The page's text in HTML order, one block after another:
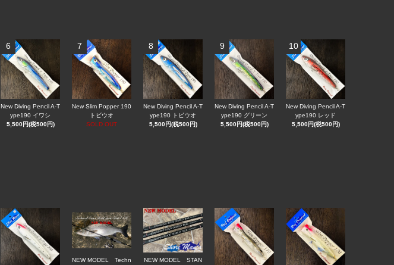
6
New Diving Pencil A-T
ype190 イワシ
5,500円(税500円)
7
New Slim Popper 190
トビウオ
SOLD OUT
8
New Diving Pencil A-T
ype190 トビウオ
5,500円(税500円)
9
New Diving Pencil A-T
ype190 グリーン
5,500円(税500円)
10
New Diving Pencil A-T
ype190 レッド
5,500円(税500円)
NEW MODEL Techn
NEW MODEL STAN